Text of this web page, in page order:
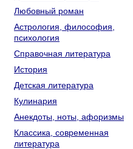
Любовный роман
Астрология, философия,
психология
Справочная литература
История
Детская литература
Кулинария
Анекдоты, ноты, афоризмы
Классика, современная
литература